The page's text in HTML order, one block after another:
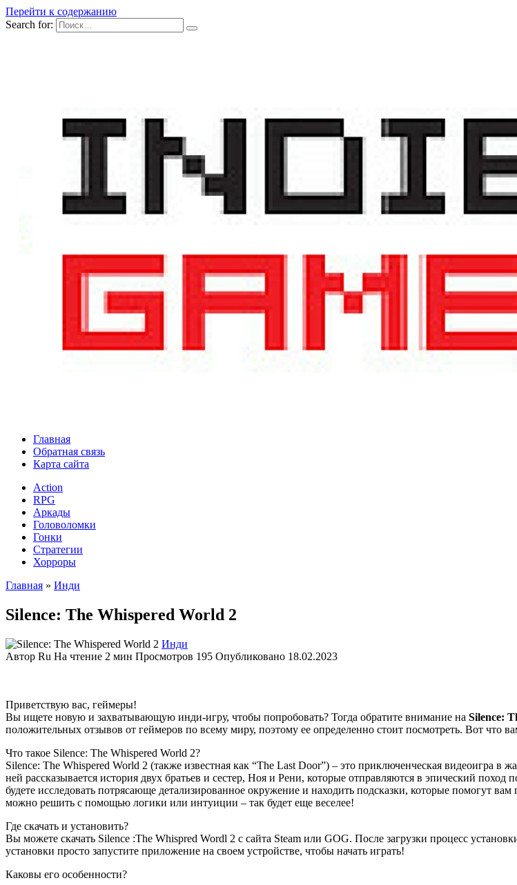
Перейти к содержанию
Search for:
Главная
Обратная связь
Карта сайта
Action
RPG
Аркады
Головоломки
Гонки
Стратегии
Хорроры
Главная » Инди
Silence: The Whispered World 2
Инди
Автор Ru На чтение 2 мин Просмотров 195 Опубликовано 18.02.2023
Приветствую вас, геймеры!
Вы ищете новую и захватывающую инди-игру, чтобы попробовать? Тогда обратите внимание на Silence:
положительных отзывов от геймеров по всему миру, поэтому ее определенно стоит посмотреть. Вот что
Что такое Silence: The Whispered World 2?
Silence: The Whispered World 2 (также известная как “The Last Door”) – это приключенческая видеоигра в
ней рассказывается история двух братьев и сестер, Ноя и Рени, которые отправляются в эпический
будете исследовать потрясающе детализированное окружение и находить подсказки, которые помогут
можно решить с помощью логики или интуиции – так будет еще веселее!
Где скачать и установить?
Вы можете скачать Silence :The Whispred Wordl 2 с сайта Steam или GOG. После загрузки процесс
установки просто запустите приложение на своем устройстве, чтобы начать играть!
Каковы его особенности?